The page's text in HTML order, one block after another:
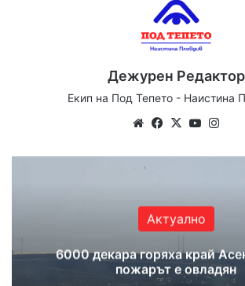
Дежурен Редактор
Екип на Под Тепето - Наистина
WebsiteFacebook
X YouTube
Актуално
6000 декара горяха край
пожарът е овладян